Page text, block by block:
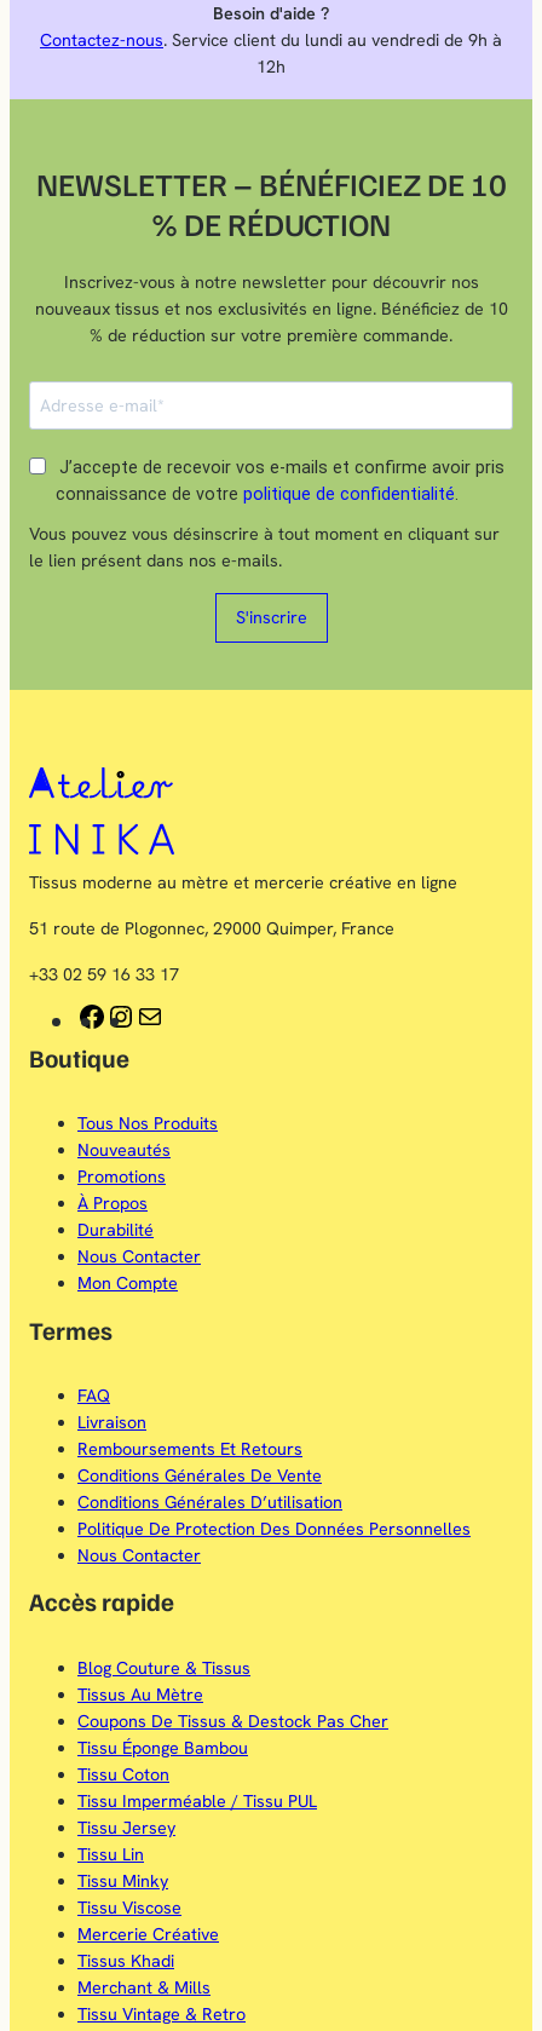
Besoin d'aide ?
Contactez-nous. Service client du lundi au vendredi de 9h à
12h
NEWSLETTER – BÉNÉFICIEZ DE 10
% DE RÉDUCTION
Inscrivez-vous à notre newsletter pour découvrir nos
nouveaux tissus et nos exclusivités en ligne. Bénéficiez de 10
% de réduction sur votre première commande.
J’accepte de recevoir vos e-mails et confirme avoir pris
connaissance de votre politique de confidentialité
Vous pouvez vous désinscrire à tout moment en cliquant sur
le lien présent dans nos e-mails.
S'inscrire
Tissus moderne au mètre et mercerie créative en ligne
51 route de Plogonnec, 29000 Quimper, France
+33 02 59 16 33 17
F
a
e
b
o
o
k
I
t
a
g
r
a
a
i
Boutique
Tous Nos Produits
Nouveautés
Promotions
À Propos
Durabilité
Nous Contacter
Mon Compte
Termes
FAQ
Livraison
Remboursements Et Retours
Conditions Générales De Vente
Conditions Générales D’utilisation
Politique De Protection Des Données Personnelles
Nous Contacter
Accès rapide
Blog Couture & Tissus
Tissus Au Mètre
Coupons De Tissus & Destock Pas Cher
Tissu Éponge Bambou
Tissu Coton
Tissu Imperméable / Tissu PUL
Tissu Jersey
Tissu Lin
Tissu Minky
Tissu Viscose
Mercerie Créative
Tissus Khadi
Merchant & Mills
Tissu Vintage & Retro